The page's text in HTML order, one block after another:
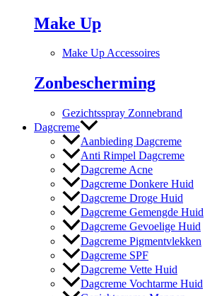
Make Up
Make Up Accessoires
Zonbescherming
Gezichtsspray Zonnebrand
Dagcreme
Aanbieding Dagcreme
Anti Rimpel Dagcreme
Dagcreme Acne
Dagcreme Donkere Huid
Dagcreme Droge Huid
Dagcreme Gemengde Huid
Dagcreme Gevoelige Huid
Dagcreme Pigmentvlekken
Dagcreme SPF
Dagcreme Vette Huid
Dagcreme Vochtarme Huid